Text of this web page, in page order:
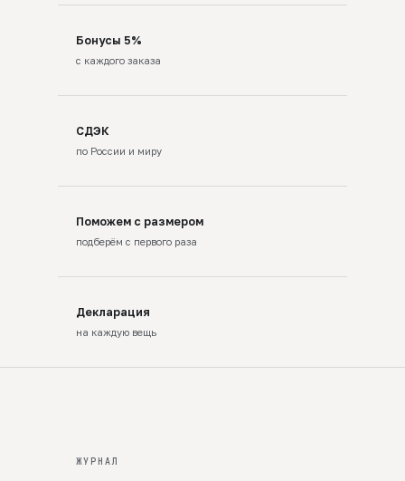
Бонусы 5%
с каждого заказа
СДЭК
по России и миру
Поможем с размером
подберём с первого раза
Декларация
на каждую вещь
ЖУРНАЛ